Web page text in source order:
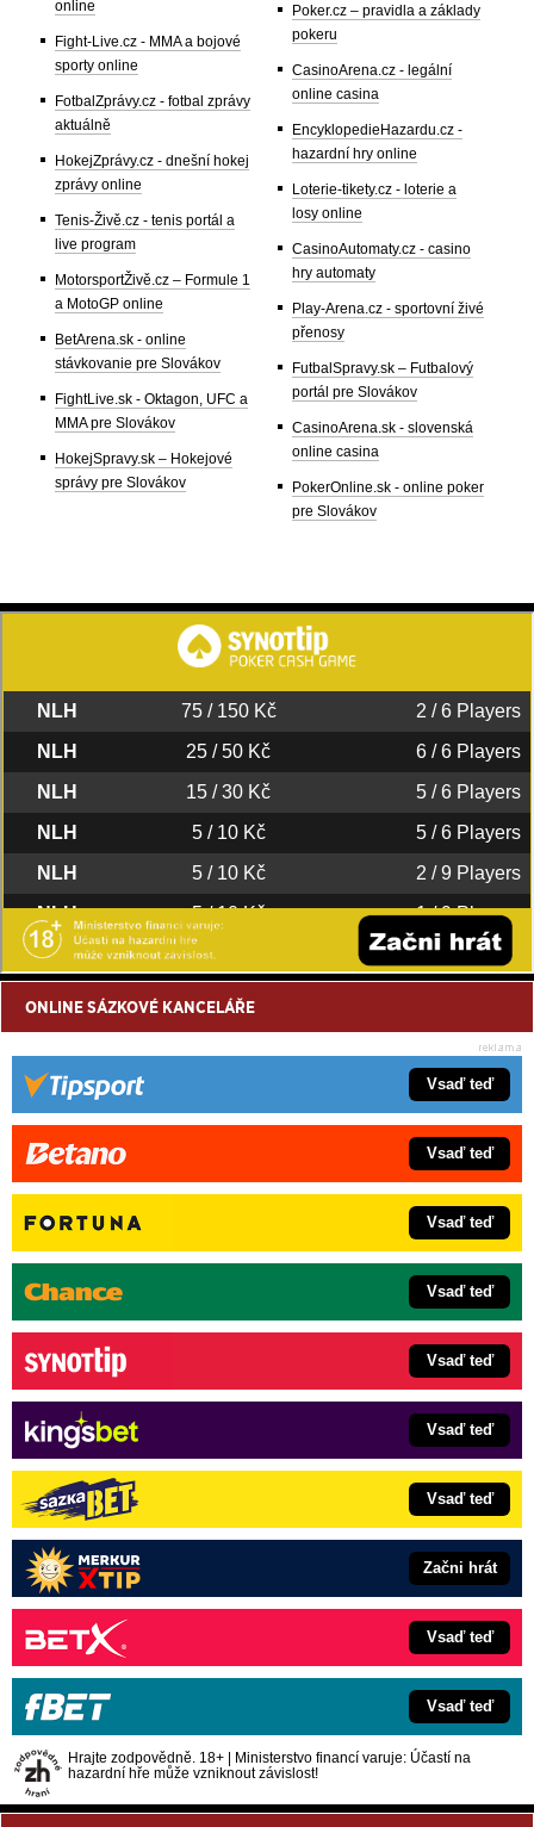
online
Fight-Live.cz - MMA a bojové
sporty online
FotbalZprávy.cz - fotbal zprávy
aktuálně
HokejZprávy.cz - dnešní hokej
zprávy online
Tenis-Živě.cz - tenis portál a
live program
MotorsportŽivě.cz – Formule 1
a MotoGP online
BetArena.sk - online
stávkovanie pre Slovákov
FightLive.sk - Oktagon, UFC a
MMA pre Slovákov
HokejSpravy.sk – Hokejové
správy pre Slovákov
Poker.cz – pravidla a základy
pokeru
CasinoArena.cz - legální
online casina
EncyklopedieHazardu.cz -
hazardní hry online
Loterie-tikety.cz - loterie a
losy online
CasinoAutomaty.cz - casino
hry automaty
Play-Arena.cz - sportovní živé
přenosy
FutbalSpravy.sk – Futbalový
portál pre Slovákov
CasinoArena.sk - slovenská
online casina
PokerOnline.sk - online poker
pre Slovákov
ONLINE SÁZKOVÉ KANCELÁŘE
Vsaď teď
Vsaď teď
Vsaď teď
Vsaď teď
Vsaď teď
Vsaď teď
Vsaď teď
Začni hrát
Vsaď teď
Vsaď teď
Hrajte zodpovědně. 18+ | Ministerstvo financí varuje: Účastí na
hazardní hře může vzniknout závislost!